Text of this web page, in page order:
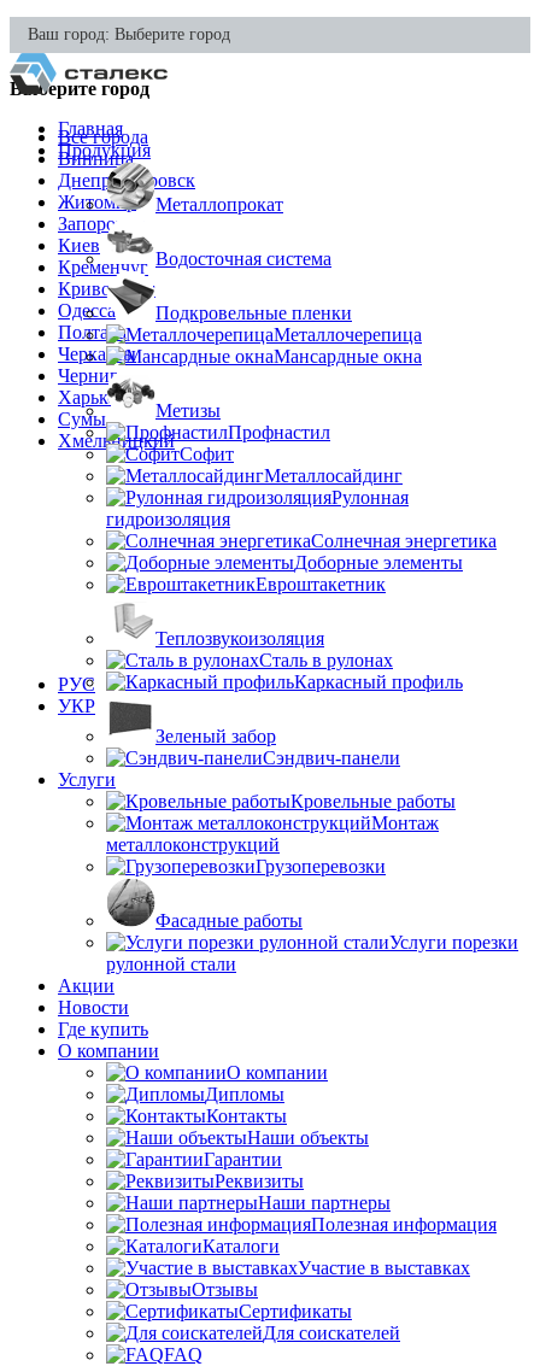
Ваш город: Выберите город
Выберите город
Все города
Винница
Днепропетровск
Житомир
Запорожье
Киев
Кременчуг
Кривой Рог
Одесса
Полтава
Черкассы
Чернигов
Харьков
Сумы
Хмельницкий
РУС
УКР
Главная
Продукция
Металлопрокат
Водосточная система
Подкровельные пленки
Металлочерепица
Мансардные окна
Метизы
Профнастил
Софит
Металлосайдинг
Рулонная
гидроизоляция
Солнечная энергетика
Доборные элементы
Евроштакетник
Теплозвукоизоляция
Сталь в рулонах
Каркасный профиль
Зеленый забор
Сэндвич-панели
Услуги
Кровельные работы
Монтаж
металлоконструкций
Грузоперевозки
Фасадные работы
Услуги порезки
рулонной стали
Акции
Новости
Где купить
О компании
О компании
Дипломы
Контакты
Наши объекты
Гарантии
Реквизиты
Наши партнеры
Полезная информация
Каталоги
Участие в выставках
Отзывы
Сертификаты
Для соискателей
FAQ